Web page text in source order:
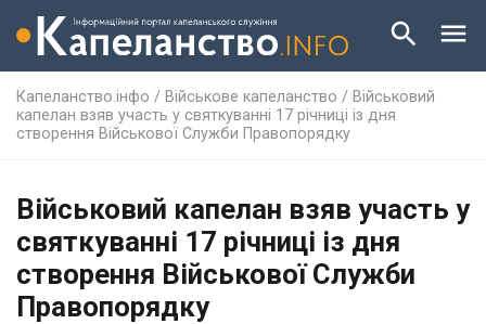
Капеланство.інфо / Військове капеланство / Військовий
капелан взяв участь у святкуванні 17 річниці із дня
створення Військової Служби Правопорядку
Військовий капелан взяв участь у
святкуванні 17 річниці із дня
створення Військової Служби
Правопорядку